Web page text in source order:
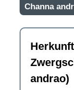
Channa
andrao)